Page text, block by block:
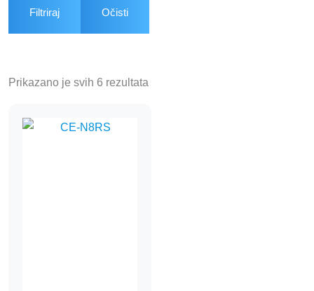
Filtriraj Očisti
Prikazano je svih 6 rezultata